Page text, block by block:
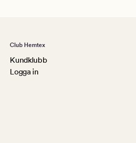
Club Hemtex
Kundklubb
Logga in